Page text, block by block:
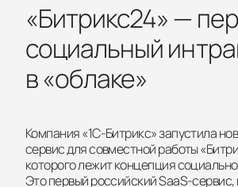
«Битрикс24» —
социальный
в «облаке»
Компания«1С-Битрикс»запустила
сервис для совместной работы
которого лежит концепция
Это первый российскийSaaS-сервис,